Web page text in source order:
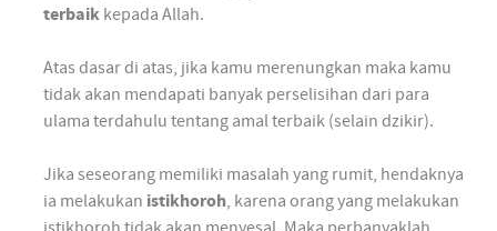
terbaik kepada Allah.
Atas dasar di atas, jika kamu merenungkan maka kamu
tidak akan mendapati banyak perselisihan dari para
ulama terdahulu tentang amal terbaik (selain dzikir).
Jika seseorang memiliki masalah yang rumit, hendaknya
ia melakukan istikhoroh, karena orang yang melakukan